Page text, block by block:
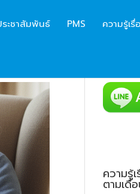
ระชาสัมพันธ์ PMS ความรู้เ
ความรู้
ตามเดื